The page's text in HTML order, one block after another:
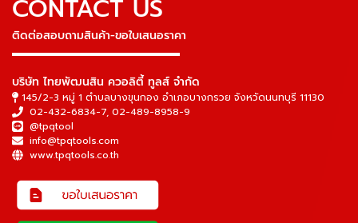
CONTACT US
ติดต่อสอบถามสินค้า-ขอใบเสนอราคา
▬▬▬▬▬▬▬▬▬▬▬▬▬▬▬
บริษัท ไทยพัฒนสิน ควอลิตี้ ทูลส์ จำกัด
145/2-3 หมู่ 1 ตำบลบางขุนกอง อำเภอบางกรวย จังหวัดนนทบุรี 11130
02-432-6834-7, 02-489-8958-9
@tpqtool
info@tpqtools.com
www.tpqtools.co.th